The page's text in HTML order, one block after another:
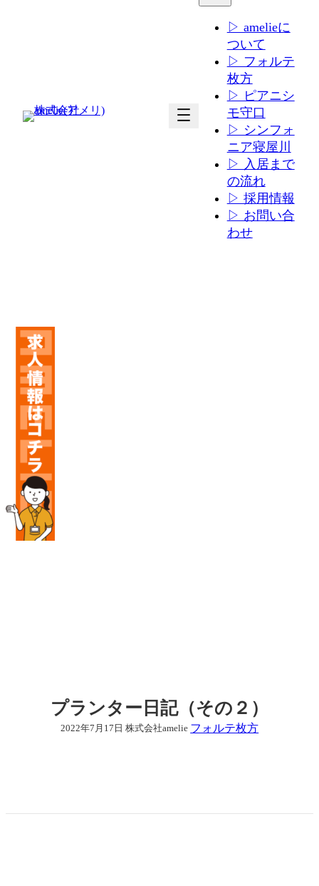
▷ amelieに
ついて
▷ フォルテ
枚方
▷ ピアニシ
モ守口
▷ シンフォ
ニア寝屋川
▷ 入居まで
の流れ
▷ 採用情報
▷ お問い合
わせ
プランター日記（その２）
2022年7月17日 株式会社amelie フォルテ枚方